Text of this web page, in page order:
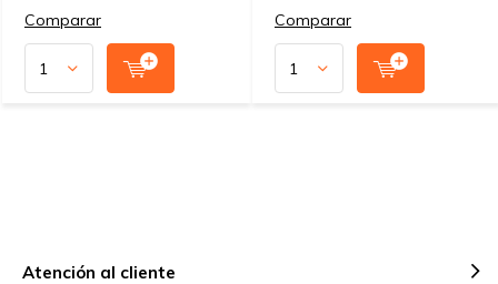
Comparar Comparar
Atención al cliente